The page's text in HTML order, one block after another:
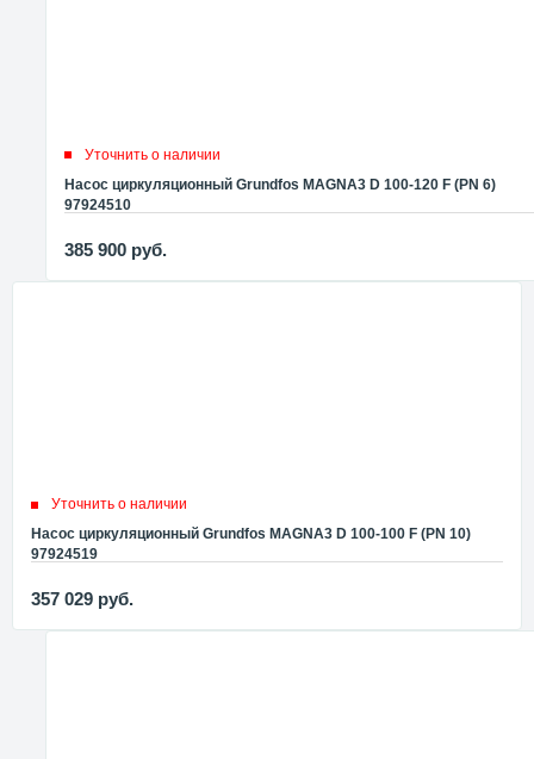
Уточнить о наличии
Насос циркуляционный Grundfos MAGNA3 D 100-120 F (PN 6)
97924510
385 900 руб.
Уточнить о наличии
Насос циркуляционный Grundfos MAGNA3 D 100-100 F (PN 10)
97924519
357 029 руб.